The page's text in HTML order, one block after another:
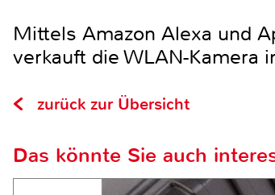
Mittels Amazon Alexa und
verkauft die WLAN-Kamera
zurück zur Übersicht
Das könnte Sie auch